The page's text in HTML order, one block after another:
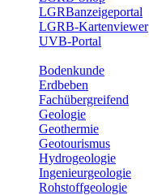
LGRBanzeigeportal
LGRB-Kartenviewer
UVB-Portal
Bodenkunde
Erdbeben
Fachübergreifend
Geologie
Geothermie
Geotourismus
Hydrogeologie
Ingenieurgeologie
Rohstoffgeologie